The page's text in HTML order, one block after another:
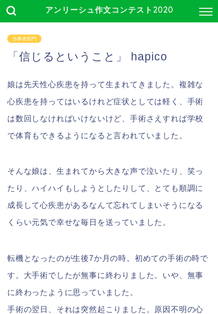
アンリーシュ作文コンテスト2020
当事者部門
「信じるということ」 hapico
娘は先天性心疾患を持って生まれてきました。複雑な
心疾患を持ってはいるけれど症状としては軽く、手術
は数回しなければいけないけど、手術さえすれば学校
で体育もできるようになると言われていました。
そんな娘は、生まれてから大きな声で泣いたり、笑っ
たり、ハイハイもしようとしたりして、とても順調に
成長して心疾患があるなんて忘れてしまいそうになる
くらい元気で幸せな毎日を送っていました。
転機となったのが生後7か月の時。初めての手術の時で
す。大手術でしたが無事に終わりました。いや、無事
に終わったように思っていました。
手術の翌日、それは突然起こりました。原因不明の心